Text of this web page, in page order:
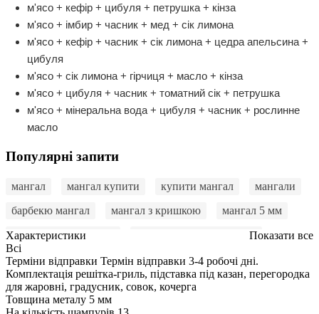
м'ясо + кефір + цибуля + петрушка + кінза
м'ясо + імбир + часник + мед + сік лимона
м'ясо + кефір + часник + сік лимона + цедра апельсина +
цибуля
м'ясо + сік лимона + гірчиця + масло + кінза
м'ясо + цибуля + часник + томатний сік + петрушка
м'ясо + мінеральна вода + цибуля + часник + рослинне
масло
Популярні запити
мангал мангал купити купити мангал
мангали
барбекю мангал
мангал з кришкою
мангал 5 мм
стаціонарний мангал
купити мангал недорого
мангал купити онлайн
мангал у подарунок
мангал для дачі
мангал барбекю
купити мангал для шашлику
Показати все
Характеристики
Всі
Терміни відправки Термін відправки 3-4 робочі дні.
Комплектація решітка-гриль, підставка під казан, перегородка
для жаровні, градусник, совок, кочерга
Товщина металу 5 мм